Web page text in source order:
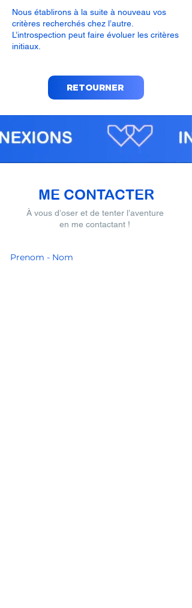
Nous établirons à la suite à nouveau vos
critères recherchés chez l’autre.
L’introspection peut faire évoluer les critères
initiaux.
RETOURNER
ME CONTACTER
À vous d’oser et de tenter l’aventure
en me contactant !
Prenom - Nom